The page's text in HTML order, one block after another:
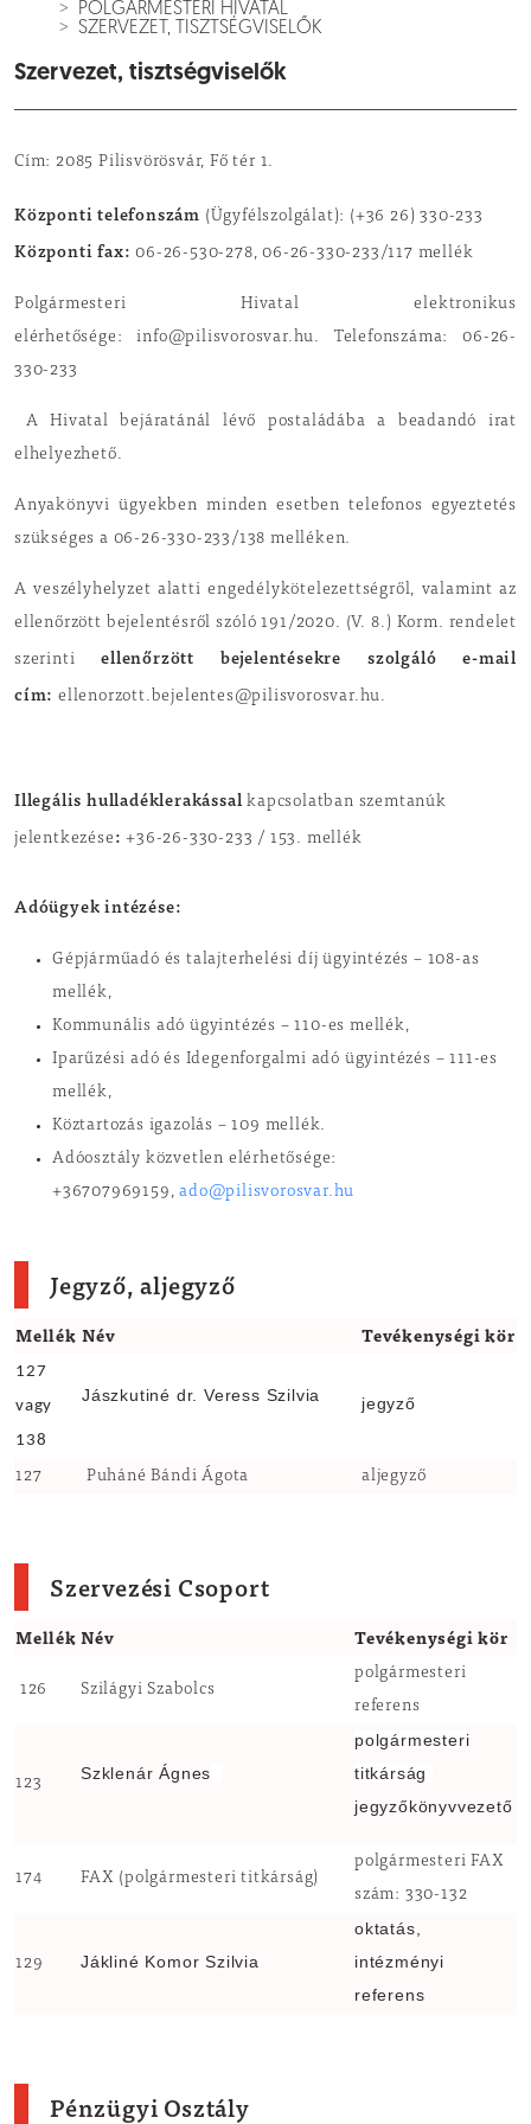
POLGÁRMESTERI HIVATAL
SZERVEZET, TISZTSÉGVISELŐK
Szervezet, tisztségviselők
Cím: 2085 Pilisvörösvár, Fő tér 1.
Központi telefonszám (Ügyfélszolgálat): (+36 26) 330-233
Központi fax: 06-26-530-278, 06-26-330-233/117 mellék
Polgármesteri Hivatal elektronikus
elérhetősége:info@pilisvorosvar.hu. Telefonszáma: 06-26-
330-233
A Hivatal bejáratánál lévő postaládába a beadandó irat
elhelyezhető.
Anyakönyvi ügyekben minden esetben telefonos egyeztetés
szükséges a 06-26-330-233/138 melléken.
A veszélyhelyzet alatti engedélykötelezettségről, valamint az
ellenőrzött bejelentésről szóló 191/2020. (V. 8.) Korm. rendelet
szerintiellenőrzött bejelentésekre szolgáló e-mail
cím: ellenorzott.bejelentes@pilisvorosvar.hu.
Illegális hulladéklerakással kapcsolatban szemtanúk
jelentkezése : +36-26-330-233 / 153. mellék
Adóügyek intézése:
Gépjárműadó és talajterhelési díj ügyintézés – 108-as
mellék,
Kommunális adó ügyintézés – 110-es mellék,
Iparűzési adó és Idegenforgalmi adó ügyintézés – 111-es
mellék,
Köztartozás igazolás – 109 mellék.
Adóosztály közvetlen elérhetősége:
+36707969159,ado@pilisvorosvar.hu
Jegyző, aljegyző
Mellék Név Tevékenységi kör
127
vagy
138
Jászkutiné dr. Veress Szilvia jegyző
127 Puháné Bándi Ágota aljegyző
Szervezési Csoport
MellékNév Tevékenységi kör
126 Szilágyi Szabolcs
polgármesteri
referens
123
Szklenár Ágnes
polgármesteri
titkárság
jegyzőkönyvvezető
174 FAX (polgármesteri titkárság)
polgármesteri FAX
szám: 330-132
129 Jákliné Komor Szilvia
oktatás,
intézményi
referens
Pénzügyi Osztály